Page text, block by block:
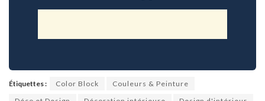
Étiquettes : Color Block
Couleurs & Peinture